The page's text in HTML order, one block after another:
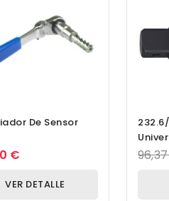
De Sensor
€
VER DETALLE
3/4 -